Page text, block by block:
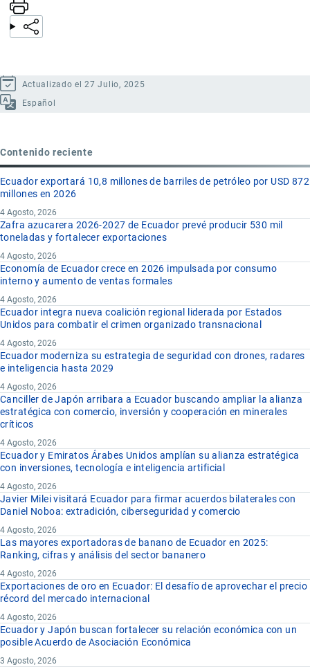
Actualizado el 27 Julio, 2025
Español
Contenido reciente
Ecuador exportará 10,8 millones de barriles de petróleo por USD 872
millones en 2026
4 Agosto, 2026
Zafra azucarera 2026-2027 de Ecuador prevé producir 530 mil
toneladas y fortalecer exportaciones
4 Agosto, 2026
Economía de Ecuador crece en 2026 impulsada por consumo
interno y aumento de ventas formales
4 Agosto, 2026
Ecuador integra nueva coalición regional liderada por Estados
Unidos para combatir el crimen organizado transnacional
4 Agosto, 2026
Ecuador moderniza su estrategia de seguridad con drones, radares
e inteligencia hasta 2029
4 Agosto, 2026
Canciller de Japón arribara a Ecuador buscando ampliar la alianza
estratégica con comercio, inversión y cooperación en minerales
críticos
4 Agosto, 2026
Ecuador y Emiratos Árabes Unidos amplían su alianza estratégica
con inversiones, tecnología e inteligencia artificial
4 Agosto, 2026
Javier Milei visitará Ecuador para firmar acuerdos bilaterales con
Daniel Noboa: extradición, ciberseguridad y comercio
4 Agosto, 2026
Las mayores exportadoras de banano de Ecuador en 2025:
Ranking, cifras y análisis del sector bananero
4 Agosto, 2026
Exportaciones de oro en Ecuador: El desafío de aprovechar el precio
récord del mercado internacional
4 Agosto, 2026
Ecuador y Japón buscan fortalecer su relación económica con un
posible Acuerdo de Asociación Económica
3 Agosto, 2026